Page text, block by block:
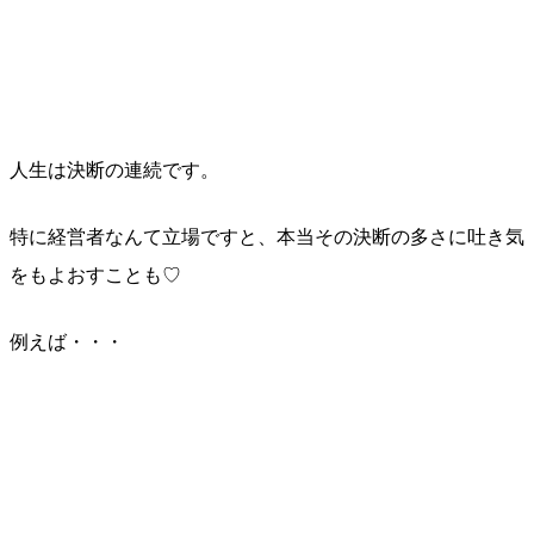
人生は決断の連続です。
特に経営者なんて立場ですと、本当その決断の多さに吐き気
をもよおすことも♡
例えば・・・